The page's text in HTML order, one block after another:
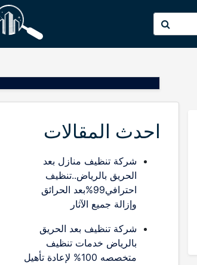
عن:
احدث المقالات
شركة تنظيف منازل بعد
الحريق بالرياض..تنظيف
احترافي99%بعد الحرائق
وإزالة جميع الآثار
شركة تنظيف بعد الحريق
بالرياض خدمات تنظيف
متخصصه 100% لإعادة تأهيل